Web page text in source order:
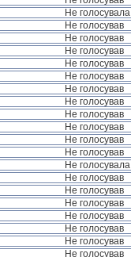
Не голосувала
Не голосував
Не голосував
Не голосував
Не голосував
Не голосував
Не голосував
Не голосував
Не голосував
Не голосував
Не голосував
Не голосував
Не голосувала
Не голосував
Не голосував
Не голосував
Не голосував
Не голосував
Не голосував
Не голосував